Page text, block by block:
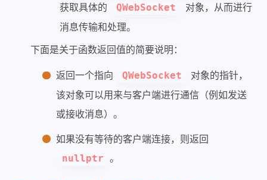
获取具体的
QWebSocket
对象，从而进行
消息传输和处理。
下面是关于函数返回值的简要说明：
返回一个指向 QWebSocket
对象的指针，
该对象可以用来与客户端进行通信（例如发送
或接收消息）。
如果没有等待的客户端连接，则返回
nullptr 。